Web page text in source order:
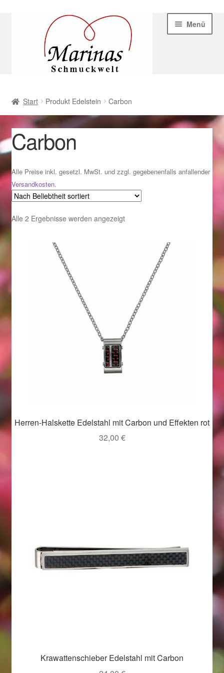
Navigation
Menü
AGB
Beispiel-Seite
Datenschutz
Geschenke zu Ostern 2023
Geschenke zu Ostern 2024
Geschenkideen für Weihnachten 2022
Geschenkideen für Weihnachten 2023
Geschenkideen für Weihnachten 2024
Geschenkideen für Weihnachten 2025
Halloween Schmuck online kaufen 2015
Halloween Schmuck online kaufen 2016
Halloween Schmuck online kaufen 2018
Karneval 2020 – Schmuck zu Fasching & Co.
Kasse
Liefer- und Versandkosten
Start Produkt Edelstein Carbon
Carbon
Alle Preise inkl. gesetzl. MwSt. und zzgl. gegebenenfalls anfallender
Versandkosten.
Alle 2 Ergebnisse werden angezeigtNach
Herren-Halskette Edelstahl mit Carbon und Effekten rot
32,00 €
Krawattenschieber Edelstahl mit Carbon